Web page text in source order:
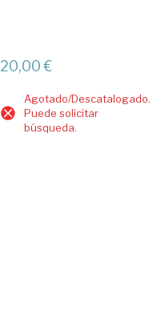
20,00 €
Agotado/Descatalogado.
Puede solicitar
búsqueda.